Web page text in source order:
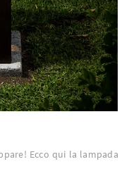
Ecco qui la lampada